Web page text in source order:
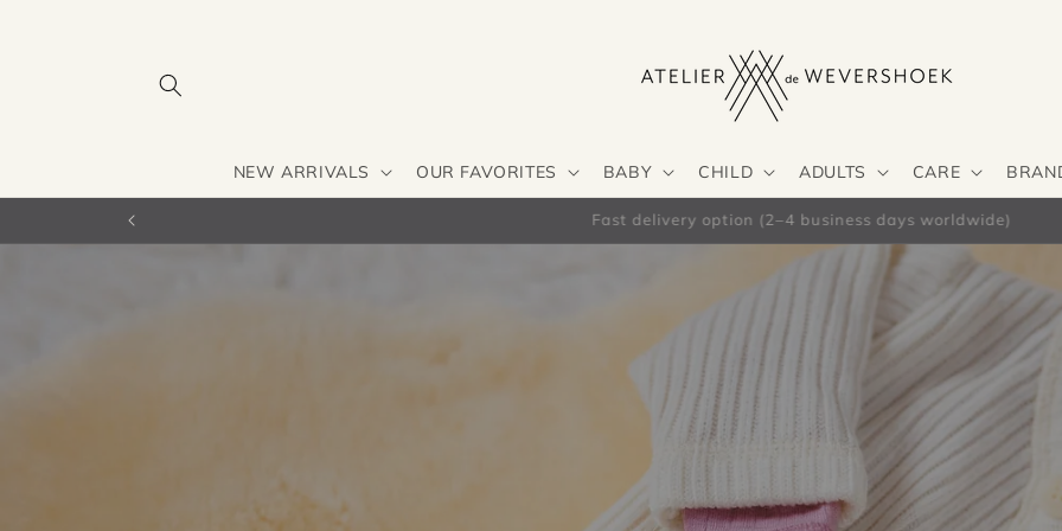
NEW ARRIVALS OUR FAVORITES BABY CHILD ADULTS CARE
Free shipping from €66 in the Netherlands